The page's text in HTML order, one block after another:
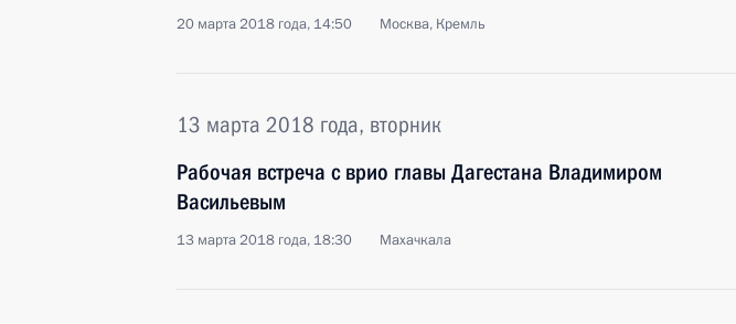
20 марта 2018 года, 14:50 Москва, Кремль
13 марта 2018 года, вторник
Рабочая встреча с врио главы Дагестана Владимиром
Васильевым
13 марта 2018 года, 18:30 Махачкала